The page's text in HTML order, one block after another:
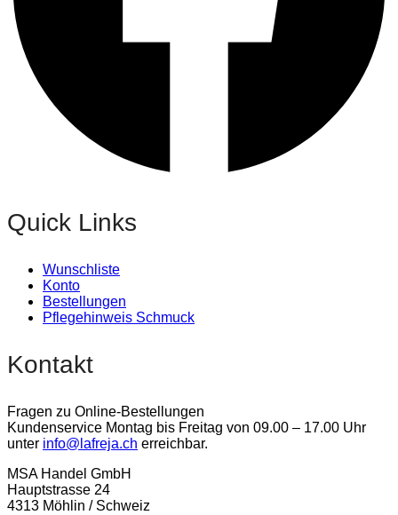
Quick Links
Wunschliste
Konto
Bestellungen
Pflegehinweis Schmuck
Kontakt
Fragen zu Online-Bestellungen
Kundenservice Montag bis Freitag von 09.00 – 17.00 Uhr
unter info@lafreja.ch erreichbar.
MSA Handel GmbH
Hauptstrasse 24
4313 Möhlin / Schweiz